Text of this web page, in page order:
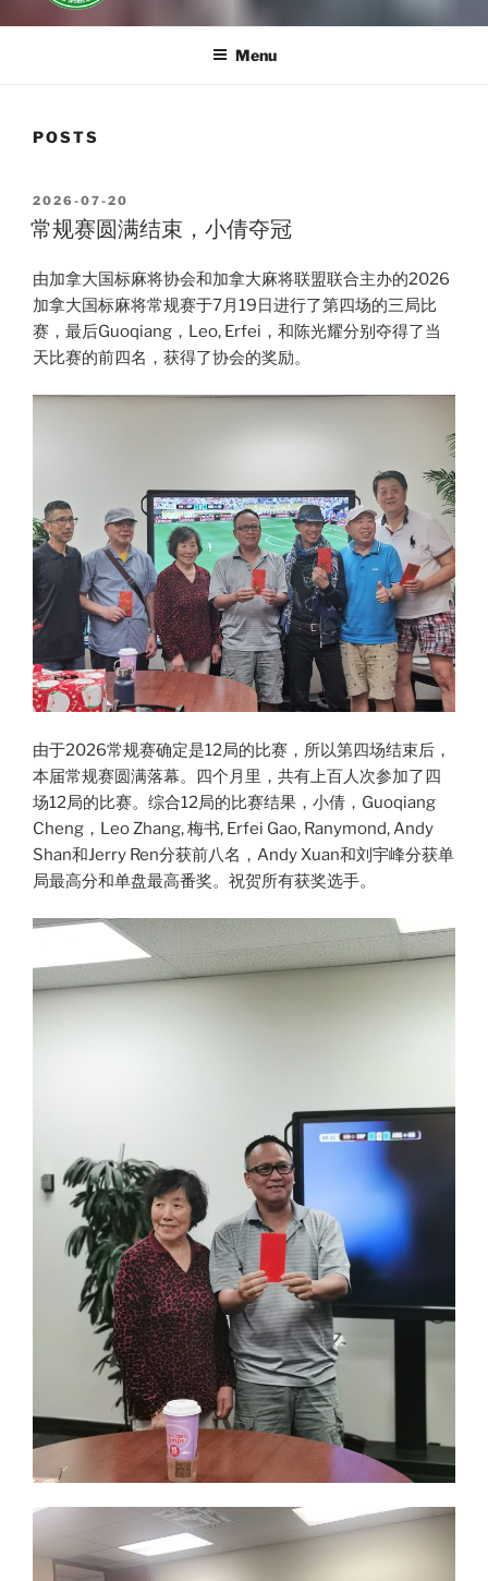
Menu
POSTS
POSTED
ON
2026-07-20
常规赛圆满结束，小倩夺冠
由加拿大国标麻将协会和加拿大麻将联盟联合主办的2026
加拿大国标麻将常规赛于7月19日进行了第四场的三局比
赛，最后Guoqiang，Leo, Erfei，和陈光耀分别夺得了当
天比赛的前四名，获得了协会的奖励。
由于2026常规赛确定是12局的比赛，所以第四场结束后，
本届常规赛圆满落幕。四个月里，共有上百人次参加了四
场12局的比赛。综合12局的比赛结果，小倩，Guoqiang
Cheng，Leo Zhang, 梅书, Erfei Gao, Ranymond, Andy
Shan和Jerry Ren分获前八名，Andy Xuan和刘宇峰分获单
局最高分和单盘最高番奖。祝贺所有获奖选手。